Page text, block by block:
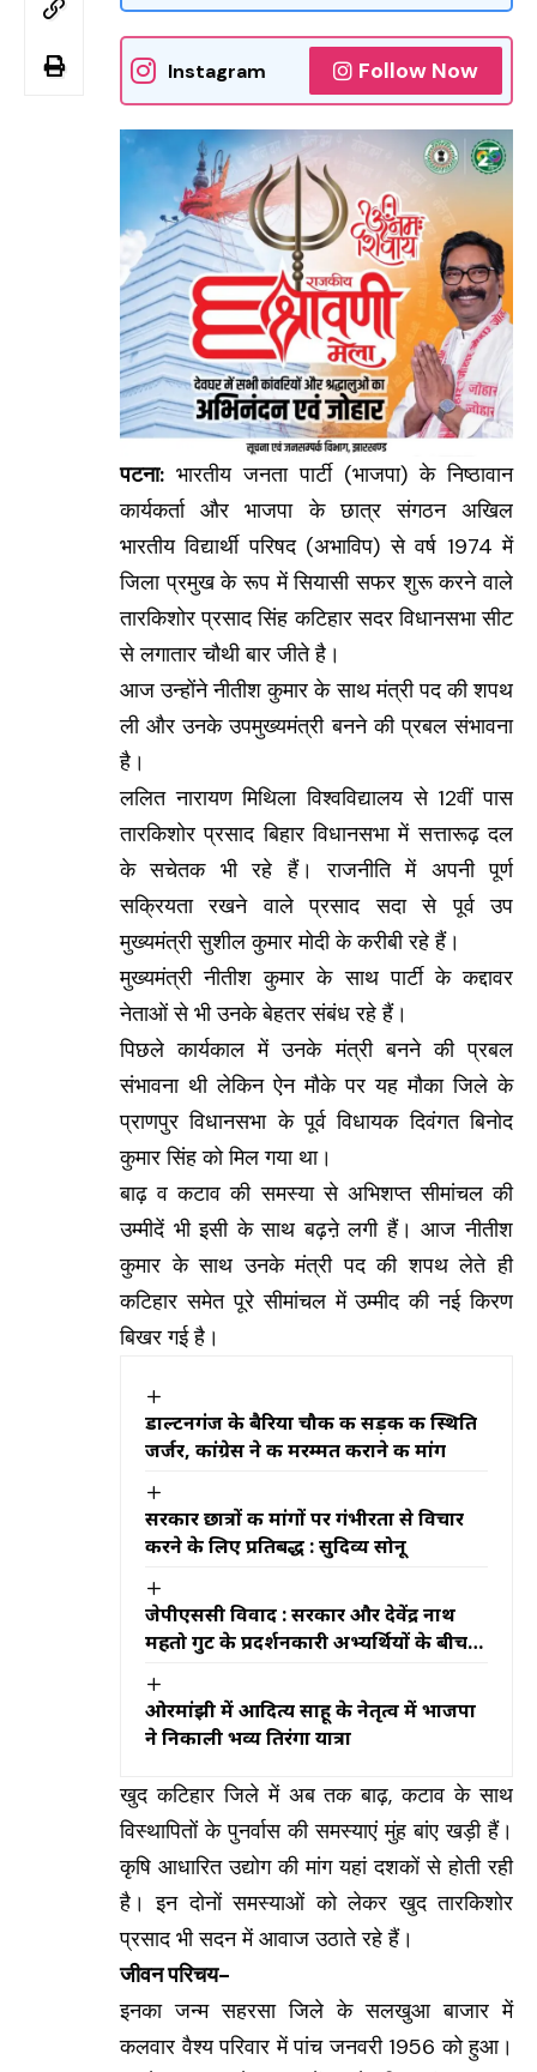
Instagram Follow Now
पटना: भारतीय जनता पार्टी (भाजपा) के निष्ठावान
कार्यकर्ता और भाजपा के छात्र संगठन अखिल
भारतीय विद्यार्थी परिषद (अभाविप) से वर्ष 1974 में
जिला प्रमुख के रूप में सियासी सफर शुरू करने वाले
तारकिशोर प्रसाद सिंह कटिहार सदर विधानसभा सीट
से लगातार चौथी बार जीते है।
आज उन्होंने नीतीश कुमार के साथ मंत्री पद की शपथ
ली और उनके उपमुख्यमंत्री बनने की प्रबल संभावना
है।
ललित नारायण मिथिला विश्वविद्यालय से 12वीं पास
तारकिशोर प्रसाद बिहार विधानसभा में सत्तारूढ़ दल
के सचेतक भी रहे हैं। राजनीति में अपनी पूर्ण
सक्रियता रखने वाले प्रसाद सदा से पूर्व उप
मुख्यमंत्री सुशील कुमार मोदी के करीबी रहे हैं।
मुख्यमंत्री नीतीश कुमार के साथ पार्टी के कद्दावर
नेताओं से भी उनके बेहतर संबंध रहे हैं।
पिछले कार्यकाल में उनके मंत्री बनने की प्रबल
संभावना थी लेकिन ऐन मौके पर यह मौका जिले के
प्राणपुर विधानसभा के पूर्व विधायक दिवंगत बिनोद
कुमार सिंह को मिल गया था।
बाढ़ व कटाव की समस्या से अभिशप्त सीमांचल की
उम्मीदें भी इसी के साथ बढ़ऩे लगी हैं। आज नीतीश
कुमार के साथ उनके मंत्री पद की शपथ लेते ही
कटिहार समेत पूरे सीमांचल में उम्मीद की नई किरण
बिखर गई है।
डाल्टनगंज के बैरिया चौक की सड़क की स्थिति
जर्जर, कांग्रेस ने की मरम्मत कराने की मांग
सरकार छात्रों की मांगों पर गंभीरता से विचार
करने के लिए प्रतिबद्ध : सुदिव्य सोनू
जेपीएससी विवाद : सरकार और देवेंद्र नाथ
महतो गुट के प्रदर्शनकारी अभ्यर्थियों के बीच
ओरमांझी में आदित्य साहू के नेतृत्व में भाजपा
ने निकाली भव्य तिरंगा यात्रा
खुद कटिहार जिले में अब तक बाढ़, कटाव के साथ
विस्थापितों के पुनर्वास की समस्याएं मुंह बांए खड़ी हैं।
कृषि आधारित उद्योग की मांग यहां दशकों से होती रही
है। इन दोनों समस्याओं को लेकर खुद तारकिशोर
प्रसाद भी सदन में आवाज उठाते रहे हैं।
जीवन परिचय-
इनका जन्म सहरसा जिले के सलखुआ बाजार में
कलवार वैश्य परिवार में पांच जनवरी 1956 को हुआ।